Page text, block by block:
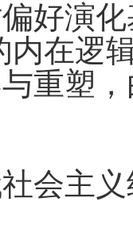
偏好演
内在逻
重塑
主义